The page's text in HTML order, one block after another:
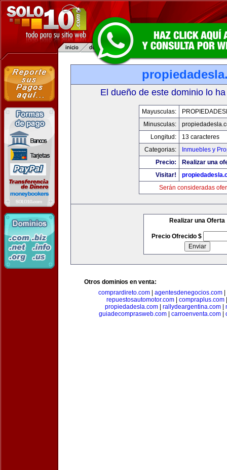
El dueño de este dominio lo
Mayusculas:
Minusculas:
Longitud:
13 caracteres
Categorias:
Inmuebles y
Precio:
Realizar una
Visitar!
Serán consideradas
Realizar una Oferta
Precio Ofrecido $
Otros dominios en venta:
comprardireto.com| agentesdenegocios.com|
repuestosautomotor.com
compraplus.com
propiedadesla.com| rallydeargentina.com|
guiadecomprasweb.com
carroenventa.com